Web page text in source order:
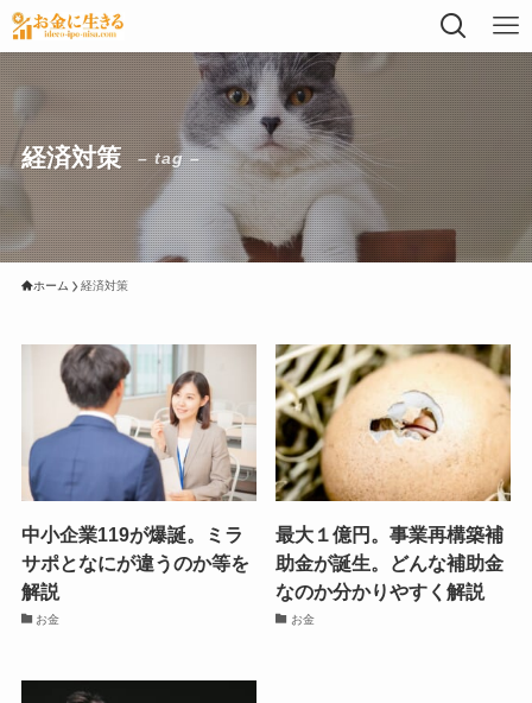
経済対策 – tag –
ホーム 経済対策
中小企業119が爆誕。ミラ
サポとなにが違うのか等を
解説
お金
最大１億円。事業再構築補
助金が誕生。どんな補助金
なのか分かりやすく解説
お金